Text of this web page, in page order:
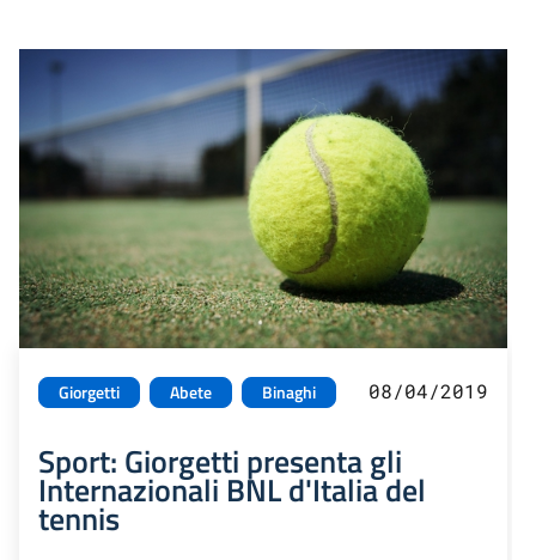
Giorgetti Abete Binaghi 08/04/2019
Sport: Giorgetti presenta gli
Internazionali BNL d'Italia del
tennis